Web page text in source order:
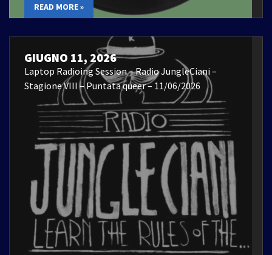
READ MORE »
GIUGNO 11, 2026
Laptop Radioing Session – Radio JungleCiani –
Stagione VIII – Puntata queer – 11/06/2026